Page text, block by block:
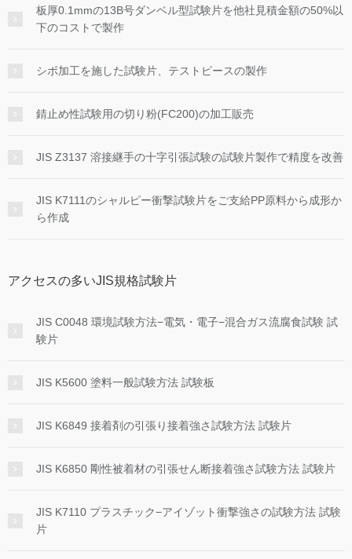
板厚0.1mmの13B号ダンベル型試験片を他社見積金額の50%以
下のコストで製作
シボ加工を施した試験片、テストピースの製作
錆止め性試験用の切り粉(FC200)の加工販売
JIS Z3137 溶接継手の十字引張試験の試験片製作で精度を改善
JIS K7111のシャルピー衝撃試験片をご支給PP原料から成形か
ら作成
アクセスの多いJIS規格試験片
JIS C0048 環境試験方法−電気・電子−混合ガス流腐食試験 試
験片
JIS K5600 塗料一般試験方法 試験板
JIS K6849 接着剤の引張り接着強さ試験方法 試験片
JIS K6850 剛性被着材の引張せん断接着強さ試験方法 試験片
JIS K7110 プラスチック−アイゾット衝撃強さの試験方法 試験
片